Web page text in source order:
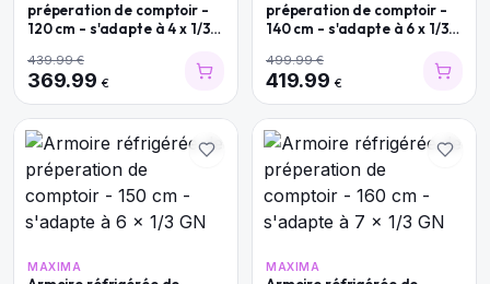
préperation de comptoir -
120 cm - s'adapte à 4 x 1/3
439.99€
369.99 €
préperation de comptoir -
140 cm - s'adapte à 6 x 1/3
499.99€
419.99 €
MAXIMA MAXIMA